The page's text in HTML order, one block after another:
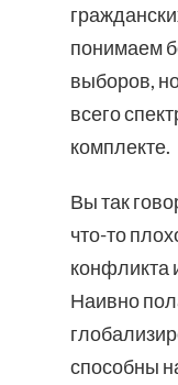
понимаем
выборов,
всего
комплекте.
Вы так
что-то
конфликта
Наивно
способны